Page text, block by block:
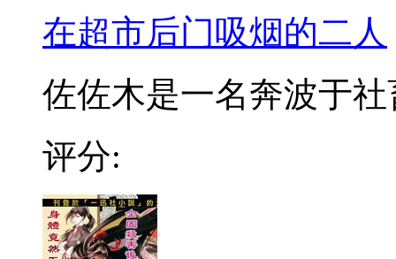
在超市后门吸烟的二人
佐佐木是一名奔波于社
评分: